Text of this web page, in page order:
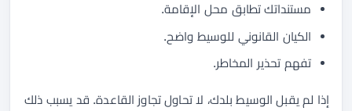
مستنداتك تطابق محل الإقامة.
الكيان القانوني للوسيط واضح.
تفهم تحذير المخاطر.
إذا لم يقبل الوسيط بلدك، لا تحاول تجاوز القاعدة. قد يسبب ذلك